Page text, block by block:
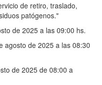
de retiro, traslado,
patógenos."
de 2025 a las 09:00 hs.
agosto de 2025 a las 08:30
de 2025 de 08:00 a